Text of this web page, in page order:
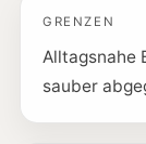
GRENZEN
Alltagsnahe
sauber